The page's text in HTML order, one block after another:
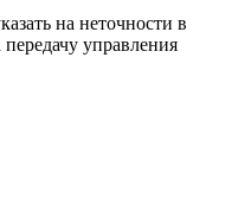
на неточности в
управления